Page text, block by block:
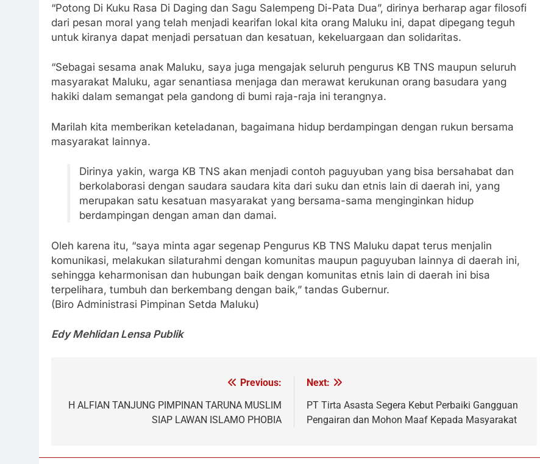
“Potong Di Kuku Rasa Di Daging dan Sagu Salempeng Di-Pata Dua”, dirinya berharap agar filosofi
dari pesan moral yang telah menjadi kearifan lokal kita orang Maluku ini, dapat dipegang teguh
untuk kiranya dapat menjadi persatuan dan kesatuan, kekeluargaan dan solidaritas.
“Sebagai sesama anak Maluku, saya juga mengajak seluruh pengurus KB TNS maupun seluruh
masyarakat Maluku, agar senantiasa menjaga dan merawat kerukunan orang basudara yang
hakiki dalam semangat pela gandong di bumi raja-raja ini terangnya.
Marilah kita memberikan keteladanan, bagaimana hidup berdampingan dengan rukun bersama
masyarakat lainnya.
Dirinya yakin, warga KB TNS akan menjadi contoh paguyuban yang bisa bersahabat dan
berkolaborasi dengan saudara saudara kita dari suku dan etnis lain di daerah ini, yang
merupakan satu kesatuan masyarakat yang bersama-sama menginginkan hidup
berdampingan dengan aman dan damai.
Oleh karena itu, “saya minta agar segenap Pengurus KB TNS Maluku dapat terus menjalin
komunikasi, melakukan silaturahmi dengan komunitas maupun paguyuban lainnya di daerah ini,
sehingga keharmonisan dan hubungan baik dengan komunitas etnis lain di daerah ini bisa
terpelihara, tumbuh dan berkembang dengan baik,” tandas Gubernur.
(Biro Administrasi Pimpinan Setda Maluku)
Edy Mehlidan Lensa Publik
pos
Previous:
H ALFIAN TANJUNG PIMPINAN TARUNA MUSLIM
SIAP LAWAN ISLAMO PHOBIA
Next:
PT Tirta Asasta Segera Kebut Perbaiki Gangguan
Pengairan dan Mohon Maaf Kepada Masyarakat